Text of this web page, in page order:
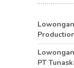
PT